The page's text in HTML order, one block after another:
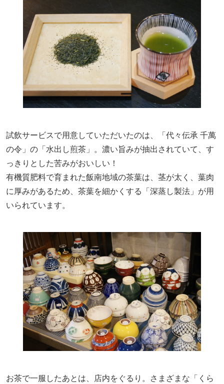
試飲サービスで用意していただいたのは、「代々伝承 千萬
の令」の「水出し煎茶」。濃い旨みが抽出されていて、す
っきりとした苦みがおいしい！
有機質肥料で育まれた飯南地域の茶葉は、茎が太く、葉肉
に厚みがあるため、茶葉を細かくする「深蒸し製法」が用
いられています。
お茶で一服したあとは、店内をぐるり。さまざまな「くら